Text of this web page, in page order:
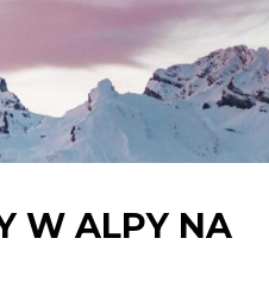
W ALPY NA